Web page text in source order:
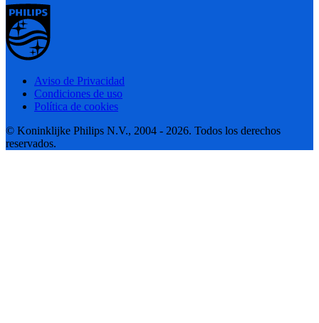
Aviso de Privacidad
Condiciones de uso
Política de cookies
© Koninklijke Philips N.V., 2004 - 2026. Todos los derechos
reservados.